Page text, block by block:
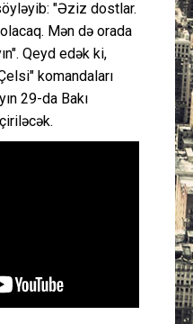
Peşə etikası
"Əziz dostlar.
Mən də orada
Qeyd edək ki,
komandaları
29-da Bakı